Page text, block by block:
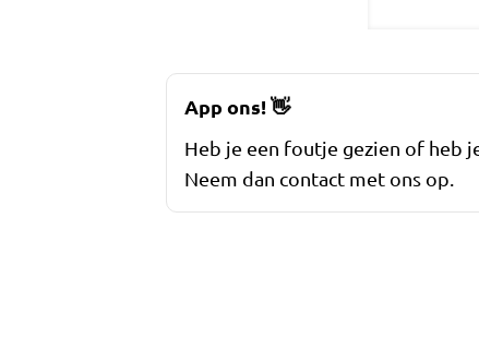
App ons!👋
Heb je een foutje gezien of heb
Neem dan contact met ons op.